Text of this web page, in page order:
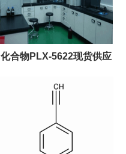
化合物PLX-5622现货供应